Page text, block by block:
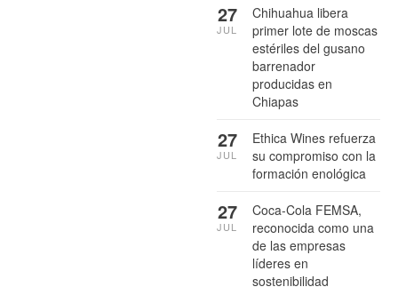
Chihuahua libera
primer lote de moscas
estériles del gusano
barrenador
producidas en
Chiapas
27
JUL
Ethica Wines refuerza
su compromiso con la
formación enológica
27
JUL
Coca-Cola FEMSA,
reconocida como una
de las empresas
líderes en
sostenibilidad
27
JUL